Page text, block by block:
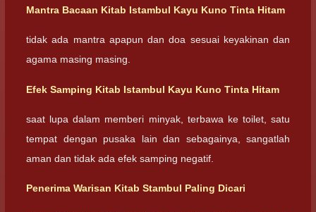
Mantra Bacaan Kitab Istambul Kayu Kuno Tinta Hitam
tidak ada mantra apapun dan doa sesuai keyakinan dan
agama masing masing.
Efek Samping Kitab Istambul Kayu Kuno Tinta Hitam
saat lupa dalam memberi minyak, terbawa ke toilet, satu
tempat dengan pusaka lain dan sebagainya, sangatlah
aman dan tidak ada efek samping negatif.
Penerima Warisan Kitab Stambul Paling Dicari